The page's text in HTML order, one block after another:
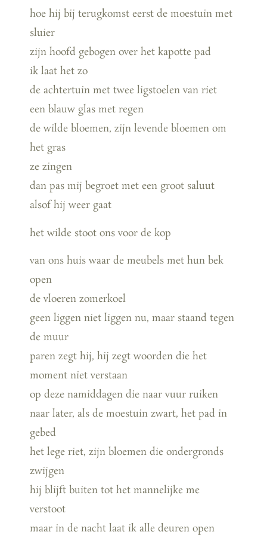
hoe hij bij terugkomst eerst de moestuin met
sluier
zijn hoofd gebogen over het kapotte pad
ik laat het zo
de achtertuin met twee ligstoelen van riet
een blauw glas met regen
de wilde bloemen, zijn levende bloemen om
het gras
ze zingen
dan pas mij begroet met een groot saluut
alsof hij weer gaat
het wilde stoot ons voor de kop
van ons huis waar de meubels met hun bek
open
de vloeren zomerkoel
geen liggen niet liggen nu, maar staand tegen
de muur
paren zegt hij, hij zegt woorden die het
moment niet verstaan
op deze namiddagen die naar vuur ruiken
naar later, als de moestuin zwart, het pad in
gebed
het lege riet, zijn bloemen die ondergronds
zwijgen
hij blijft buiten tot het mannelijke me
verstoot
maar in de nacht laat ik alle deuren open